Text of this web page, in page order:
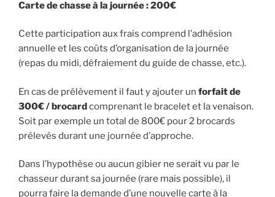
Carte de chasse à la journée: 200€
Cette participation aux frais comprend l’adhésion
annuelle et les coûts d’organisation de la journée
(repas du midi, défraiement du guide de chasse, etc.).
En cas de prélèvement il faut y ajouter un forfait de
300€ / brocardcomprenant le bracelet et la venaison.
Soit par exemple un total de 800€ pour 2 brocards
prélevés durant une journée d’approche.
Dans l’hypothèse ou aucun gibier ne serait vu par le
chasseur durant sa journée (rare mais possible), il
pourra faire la demande d’une nouvelle carte à la